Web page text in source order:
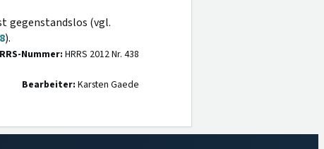
gegenstandslos (vgl.
).
Nummer: HRRS 2012 Nr. 438
Bearbeiter: Karsten Gaede